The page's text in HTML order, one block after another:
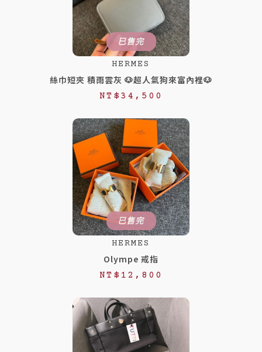
已售完
HERMES
絲巾短夾 積雨雲灰 🐶超人氣狗來富內裡🐶
NT$ 34,500
已售完
HERMES
Olympe 戒指
NT$ 12,800